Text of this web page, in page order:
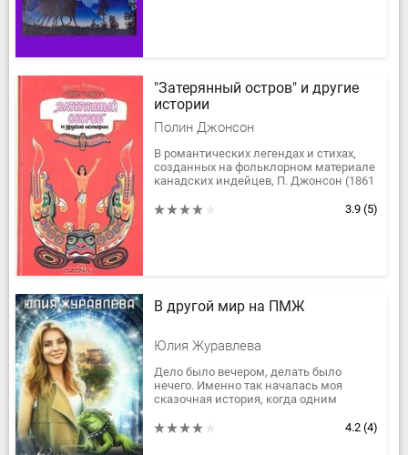
"Затерянный остров" и другие
истории
Полин Джонсон
В романтических легендах и стихах,
созданных на фольклорном материале
канадских индейцев, П. Джонсон (1861
прославляет мир и единство...
3.9 (5)
В другой мир на ПМЖ
Юлия Журавлева
Дело было вечером, делать было
нечего. Именно так началась моя
сказочная история, когда одним
московской квартире я решила
4.2 (4)